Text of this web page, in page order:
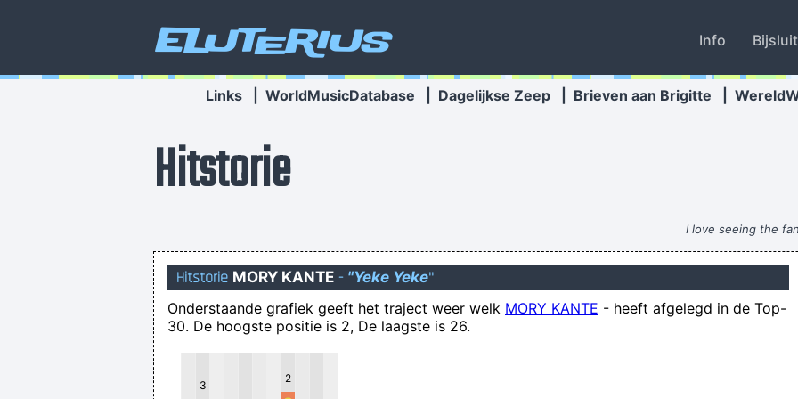
Eluterius Info
Links WorldMusicDatabase Dagelijkse Zeep Brieven aan Brigitte
Hitstorie
I love seeing the
De gemiddelde
Hoog
You and your entire flat earth ass-crack sniffing circus are proof that no matter how humanity
Hitstorie MORY KANTE - "Yeke Yeke"
Onderstaande grafiek geeft het traject weer welk MORY KANTE - heeft afgelegd in de Top-
30. De hoogste positie is 2, De laagste is 26.
3
2